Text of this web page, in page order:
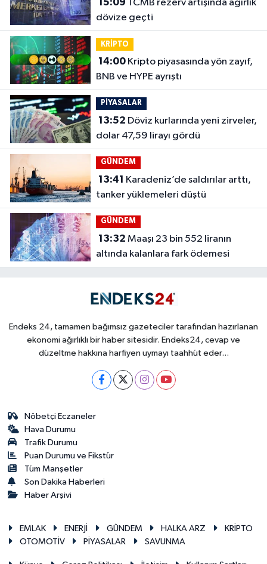
dövize geçti
KRİPTO
14:00Kripto piyasasında yön zayıf,
BNB ve HYPE ayrıştı
PİYASALAR
13:52
dolar 47,59 lirayı gördü
GÜNDEM
13:41
tanker yüklemeleri düştü
GÜNDEM
13:32
altında kalanlara fark ödemesi
Endeks 24, tamamen bağımsız gazeteciler tarafından hazırlanan
ekonomi ağırlıklı bir haber sitesidir. Endeks24, cevap ve
düzeltme hakkına harfiyen uymayı taahhüt eder...
Nöbetçi Eczaneler
Hava Durumu
Trafik Durumu
Puan Durumu ve Fikstür
Tüm Manşetler
Son Dakika Haberleri
Haber Arşivi
EMLAK ENERJİ GÜNDEM HALKA ARZ
KRİPTO
OTOMOTİV
PİYASALAR SAVUNMA